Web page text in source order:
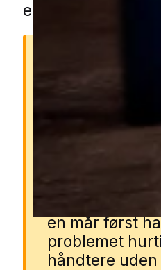
en lokal
Derfor er
Mår kan
lofter,
de laver
natten,
ødelægge
en mår først
problemet
håndtere